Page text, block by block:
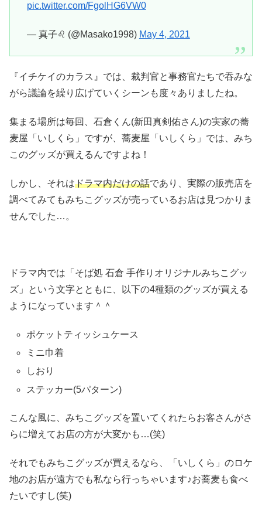
pic.twitter.com/FgolHG6VW0
— 真子♌ (@Masako1998) May 4, 2021
『イチケイのカラス』では、裁判官と事務官たちで吞みな
がら議論を繰り広げていくシーンも度々ありましたね。
集まる場所は毎回、石倉くん(新田真剣佑さん)の実家の蕎
麦屋「いしくら」ですが、蕎麦屋「いしくら」では、みち
このグッズが買えるんですよね！
しかし、それはドラマ内だけの話であり、実際の販売店を
調べてみてもみちこグッズが売っているお店は見つかりま
せんでした…。
ドラマ内では「そば処 石倉 手作りオリジナルみちこグッ
ズ」という文字とともに、以下の4種類のグッズが買える
ようになっています＾＾
ポケットティッシュケース
ミニ巾着
しおり
ステッカー(5パターン)
こんな風に、みちこグッズを置いてくれたらお客さんがさ
らに増えてお店の方が大変かも…(笑)
それでもみちこグッズが買えるなら、「いしくら」のロケ
地のお店が遠方でも私なら行っちゃいます♪お蕎麦も食べ
たいですし(笑)